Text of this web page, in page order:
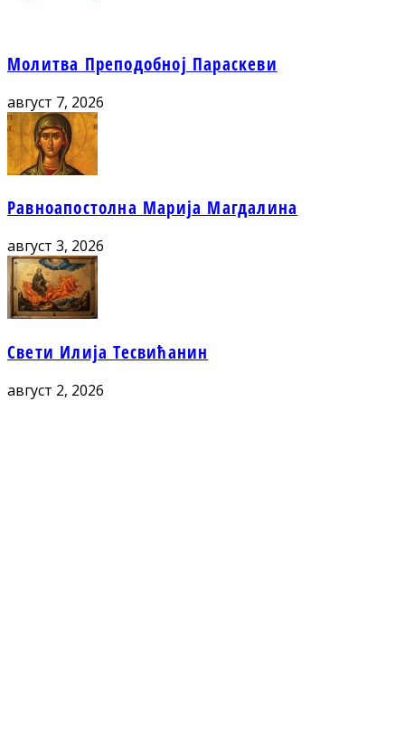
Молитва Преподобној Параскеви
август 7, 2026
Равноапостолна Марија Магдалина
август 3, 2026
Свети Илија Тесвићанин
август 2, 2026